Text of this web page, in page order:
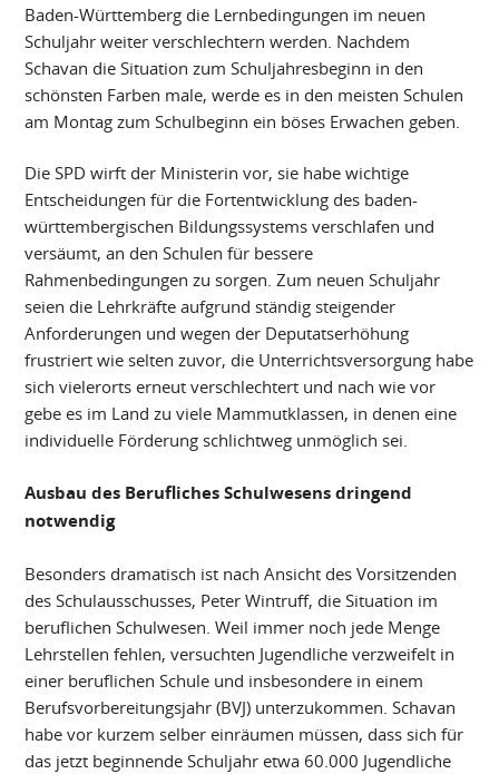
Baden-Württemberg die Lernbedingungen im neuen
Schuljahr weiter verschlechtern werden. Nachdem
Schavan die Situation zum Schuljahresbeginn in den
schönsten Farben male, werde es in den meisten Schulen
am Montag zum Schulbeginn ein böses Erwachen geben.
Die SPD wirft der Ministerin vor, sie habe wichtige
Entscheidungen für die Fortentwicklung des baden-
württembergischen Bildungssystems verschlafen und
versäumt, an den Schulen für bessere
Rahmenbedingungen zu sorgen. Zum neuen Schuljahr
seien die Lehrkräfte aufgrund ständig steigender
Anforderungen und wegen der Deputatserhöhung
frustriert wie selten zuvor, die Unterrichtsversorgung habe
sich vielerorts erneut verschlechtert und nach wie vor
gebe es im Land zu viele Mammutklassen, in denen eine
individuelle Förderung schlichtweg unmöglich sei.
Ausbau des Berufliches Schulwesens dringend
notwendig
Besonders dramatisch ist nach Ansicht des Vorsitzenden
des Schulausschusses, Peter Wintruff, die Situation im
beruflichen Schulwesen. Weil immer noch jede Menge
Lehrstellen fehlen, versuchten Jugendliche verzweifelt in
einer beruflichen Schule und insbesondere in einem
Berufsvorbereitungsjahr (BVJ) unterzukommen. Schavan
habe vor kurzem selber einräumen müssen, dass sich für
das jetzt beginnende Schuljahr etwa 60.000 Jugendliche